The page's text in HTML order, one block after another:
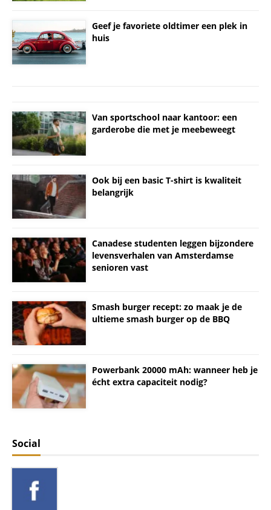
Geef je favoriete oldtimer een plek in
huis
Van sportschool naar kantoor: een
garderobe die met je meebeweegt
Ook bij een basic T-shirt is kwaliteit
belangrijk
Canadese studenten leggen bijzondere
levensverhalen van Amsterdamse
senioren vast
Smash burger recept: zo maak je de
ultieme smash burger op de BBQ
Powerbank 20000 mAh: wanneer heb je
écht extra capaciteit nodig?
Social